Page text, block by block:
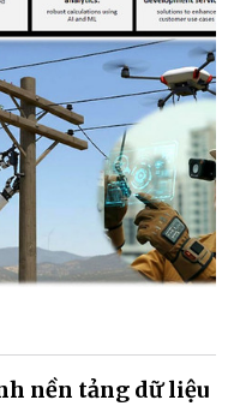
nền tảng dữ liệu